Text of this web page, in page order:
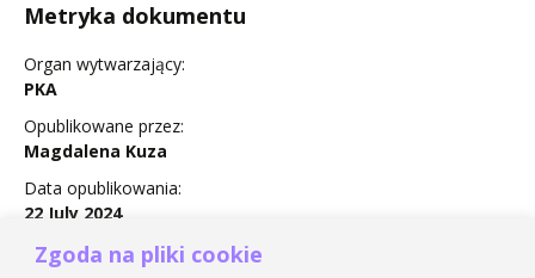
Zgoda na pliki cookie
Metryka dokumentu
Organ wytwarzający:
PKA
Opublikowane przez:
Magdalena Kuza
Data opublikowania:
22 July 2024
Status: